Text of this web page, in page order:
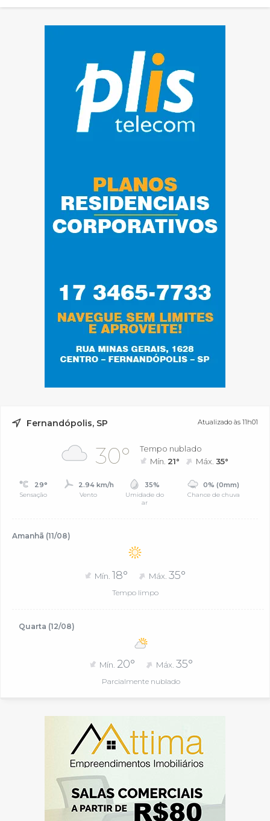
Fernandópolis, SP Atualizado às 11h01
30°
Tempo nublado
Mín. 21° Máx.35°
29°
Sensação
2.94 km/h
Vento
35%
Umidade do
ar
0% (0mm)
Chance de chuva
Amanhã (11/08)
Mín. 18° Máx. 35°
Tempo limpo
Quarta (12/08)
Mín. 20° Máx.35°
Parcialmente nublado